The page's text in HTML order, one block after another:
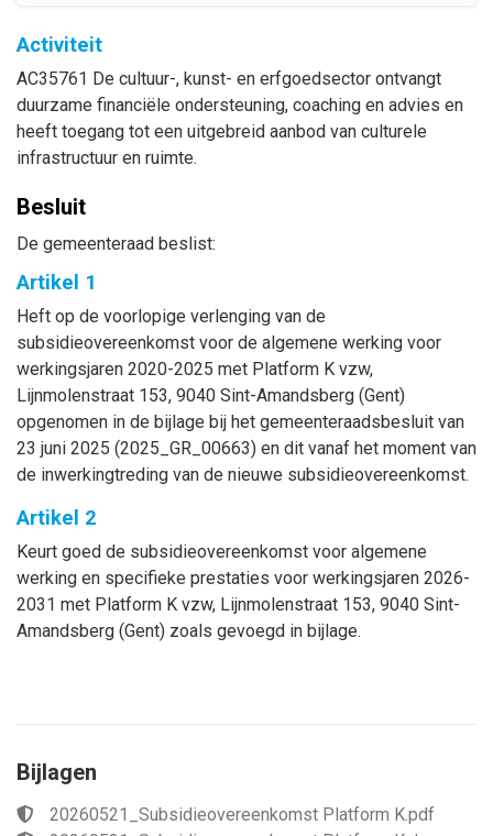
Activiteit
AC35761 De cultuur-, kunst- en erfgoedsector ontvangt
duurzame financiële ondersteuning, coaching en advies en
heeft toegang tot een uitgebreid aanbod van culturele
infrastructuur en ruimte.
Besluit
De gemeenteraad beslist:
Artikel 1
Heft op de voorlopige verlenging van de
subsidieovereenkomst voor de algemene werking voor
werkingsjaren 2020-2025 met Platform K vzw,
Lijnmolenstraat 153, 9040 Sint-Amandsberg (Gent)
opgenomen in de bijlage bij het gemeenteraadsbesluit van
23 juni 2025 (2025_GR_00663) en dit vanaf het moment van
de inwerkingtreding van de nieuwe subsidieovereenkomst.
Artikel 2
Keurt goed de subsidieovereenkomst voor algemene
werking en specifieke prestaties voor werkingsjaren 2026-
2031 met Platform K vzw, Lijnmolenstraat 153, 9040 Sint-
Amandsberg (Gent) zoals gevoegd in bijlage.
Bijlagen
20260521_Subsidieovereenkomst Platform K.pdf